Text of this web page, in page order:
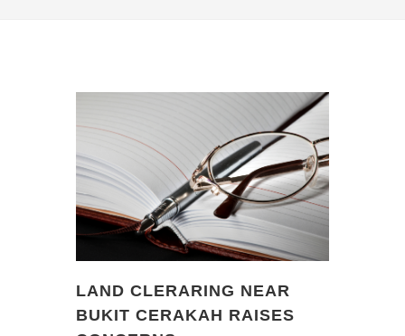
LAND CLERARING NEAR
BUKIT CERAKAH RAISES